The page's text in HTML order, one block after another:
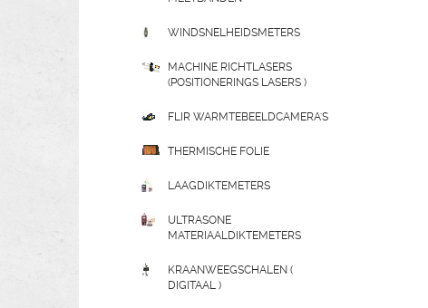
WINDSNELHEIDSMETERS
MACHINE RICHTLASERS
(POSITIONERINGS LASERS )
FLIR WARMTEBEELDCAMERA'S
THERMISCHE FOLIE
LAAGDIKTEMETERS
ULTRASONE
MATERIAALDIKTEMETERS
KRAANWEEGSCHALEN (
DIGITAAL )